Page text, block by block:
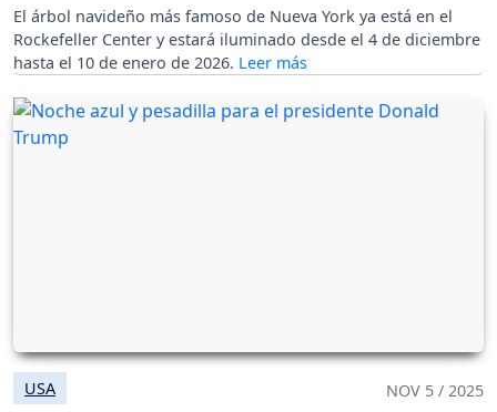
El árbol navideño más famoso de Nueva York ya está en el
Rockefeller Center y estará iluminado desde el 4 de diciembre
hasta el 10 de enero de 2026.
USA NOV 5 / 2025